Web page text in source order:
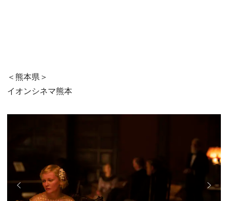
＜熊本県＞
イオンシネマ熊本